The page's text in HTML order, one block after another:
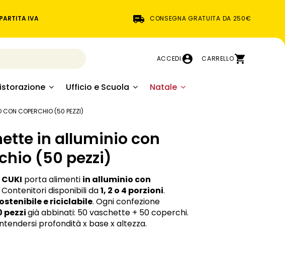
IVA CONSEGNA GRATUITA DA 250€
ACCEDI CARRELLO
Ufficio e Scuola Natale
CON COPERCHIO (50 PEZZI)
in alluminio con
(50 pezzi)
porta alimenti in alluminio con
Contenitori disponibili da1, 2 o 4 porzioni.
e riciclabile. Ogni confezione
pezzigià abbinati: 50 vaschette + 50 coperchi.
profondità x base x altezza.